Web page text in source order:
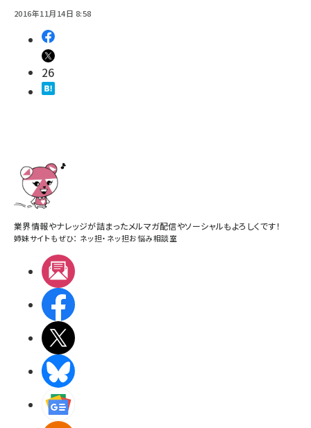
2016年11月14日 8:58
26
業界情報やナレッジが詰まったメルマガ配信やソーシャルもよろしくです！
姉妹サイトもぜひ： ネッ担・ ネッ担お悩み相談室